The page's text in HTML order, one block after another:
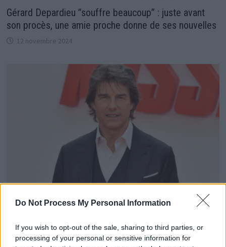
Do Not Process My Personal Information
If you wish to opt-out of the sale, sharing to third parties, or
processing of your personal or sensitive information for
Gérard Depardieu ”souffre beaucoup” : juste avant
son procès, une amie proche donne de ses nouvelles
12 novembre 2024
L’amie insoupçonnée de Tom Cruise : qui est
4 octobre 2024